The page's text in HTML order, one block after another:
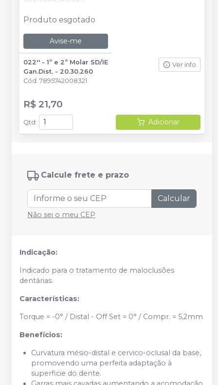
Produto esgotado
Avise-me
022'' - 1º e 2º Molar SD/IE
Gan.Dist. - 20.30.260
Cód. 7895742008321
Ver info
R$ 21,70
Qtd: Adicionar
Calcule frete e prazo
Calcular
Não sei o meu CEP
Indicação:
Indicado para o tratamento de maloclusões
dentárias.
Características:
Torque = -0° / Distal - Off Set = 0° / Compr. = 5,2mm
Benefícios:
Curvatura mésio-distal e cervico-oclusal da base,
promovendo uma perfeita adaptação à
superficie do dente.